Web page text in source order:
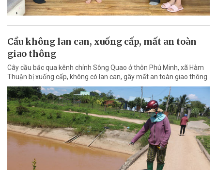
Cầu không lan can, xuống cấp, mất an toàn
giao thông
Cây cầu bắc qua kênh chính Sông Quao ở thôn Phú Minh, xã Hàm
Thuận bị xuống cấp, không có lan can, gây mất an toàn giao thông.